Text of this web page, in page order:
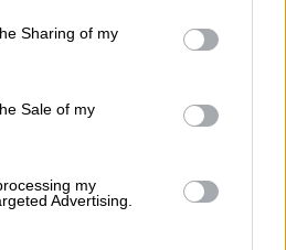
behaviour. You may click to
and its third-party tags to
purposes in below Google
Sharing of my
Sale of my
my
Advertising.
της Interview, στην
Δημοκρατία βρίσκεται
στο 12,2% και το ΠΑΣΟΚ
της Pulse
μια απόλυτη ισοπαλία
(14%-14%). Στη
(για το Πρώτο Θέμα)